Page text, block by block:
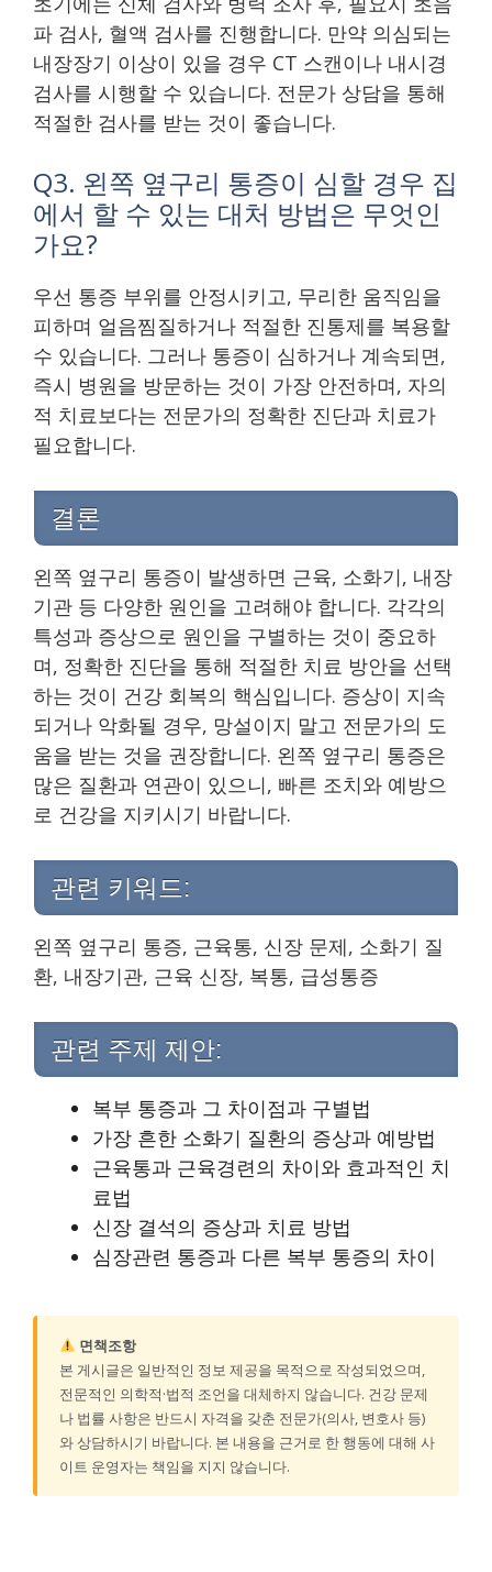
파 검사, 혈액 검사를 진행합니다. 만약 의심되는
내장장기 이상이 있을 경우 CT 스캔이나 내시경
검사를 시행할 수 있습니다. 전문가 상담을 통해
적절한 검사를 받는 것이 좋습니다.
Q3. 왼쪽 옆구리 통증이 심할 경우 집
에서 할 수 있는 대처 방법은 무엇인
가요?
우선 통증 부위를 안정시키고, 무리한 움직임을
피하며 얼음찜질하거나 적절한 진통제를 복용할
수 있습니다. 그러나 통증이 심하거나 계속되면,
즉시 병원을 방문하는 것이 가장 안전하며, 자의
적 치료보다는 전문가의 정확한 진단과 치료가
필요합니다.
결론
왼쪽 옆구리 통증이 발생하면 근육, 소화기, 내장
기관 등 다양한 원인을 고려해야 합니다. 각각의
특성과 증상으로 원인을 구별하는 것이 중요하
며, 정확한 진단을 통해 적절한 치료 방안을 선택
하는 것이 건강 회복의 핵심입니다. 증상이 지속
되거나 악화될 경우, 망설이지 말고 전문가의 도
움을 받는 것을 권장합니다. 왼쪽 옆구리 통증은
많은 질환과 연관이 있으니, 빠른 조치와 예방으
로 건강을 지키시기 바랍니다.
관련 키워드:
왼쪽 옆구리 통증, 근육통, 신장 문제, 소화기 질
환, 내장기관, 근육 신장, 복통, 급성통증
관련 주제 제안:
복부 통증과 그 차이점과 구별법
가장 흔한 소화기 질환의 증상과 예방법
근육통과 근육경련의 차이와 효과적인 치
료법
신장 결석의 증상과 치료 방법
심장관련 통증과 다른 복부 통증의 차이
면책조항
본 게시글은 일반적인 정보 제공을 목적으로 작성되었으며,
전문적인 의학적·법적 조언을 대체하지 않습니다. 건강 문제
나 법률 사항은 반드시 자격을 갖춘 전문가(의사, 변호사 등)
와 상담하시기 바랍니다. 본 내용을 근거로 한 행동에 대해 사
이트 운영자는 책임을 지지 않습니다.